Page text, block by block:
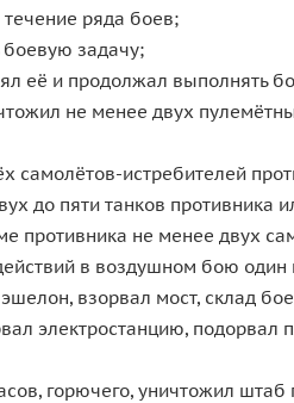
ряда боев;
боевую задачу;
её и продолжал выполнять
не менее двух
самолётов-истребителей
до пяти танков
противника не менее двух
в воздушном бою один
взорвал мост, склад
электростанцию, подорвал
горючего, уничтожил